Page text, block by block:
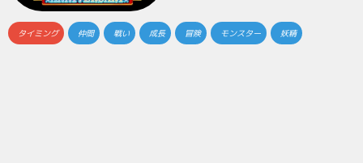
タイミング 仲間 戦い 成長 冒険 モンスター 妖精